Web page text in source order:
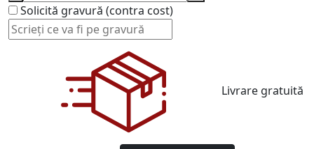
Solicită gravură (contra cost)
Livrare gratuită